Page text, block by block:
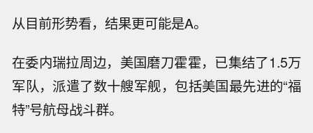
从目前形势看，结果更可能是A。
在委内瑞拉周边，美国磨刀霍霍，已集结了1.5万
军队，派遣了数十艘军舰，包括美国最先进的“福
特”号航母战斗群。